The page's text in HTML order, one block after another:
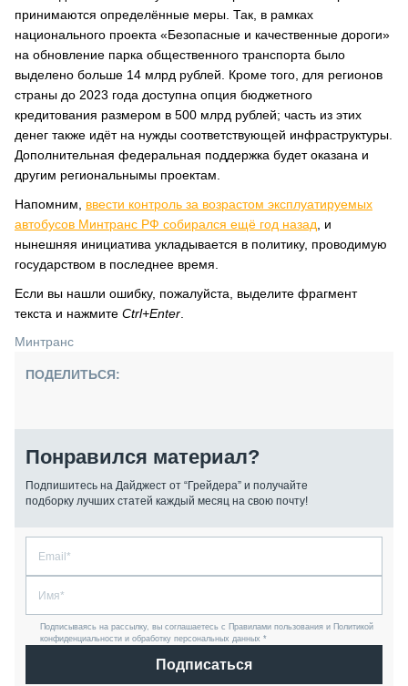
принимаются определённые меры. Так, в рамках
национального проекта «Безопасные и качественные дороги»
на обновление парка общественного транспорта было
выделено больше 14 млрд рублей. Кроме того, для регионов
страны до 2023 года доступна опция бюджетного
кредитования размером в 500 млрд рублей; часть из этих
денег также идёт на нужды соответствующей инфраструктуры.
Дополнительная федеральная поддержка будет оказана и
другим региональнымы проектам.
Напомним, ввести контроль за возрастом эксплуатируемых
автобусов Минтранс РФ собирался ещё год назад , и
нынешняя инициатива укладывается в политику, проводимую
государством в последнее время.
Если вы нашли ошибку, пожалуйста, выделите фрагмент
текста и нажмите Ctrl+Enter
Минтранс
ПОДЕЛИТЬСЯ:
Понравился материал?
Подпишитесь на Дайджест от “Грейдера” и получайте
подборку лучших статей каждый месяц на свою почту!
Подписываясь на рассылку, вы соглашаетесь с Правилами пользования и Политикой
конфиденциальности и обработку персональных данных *
Подписаться